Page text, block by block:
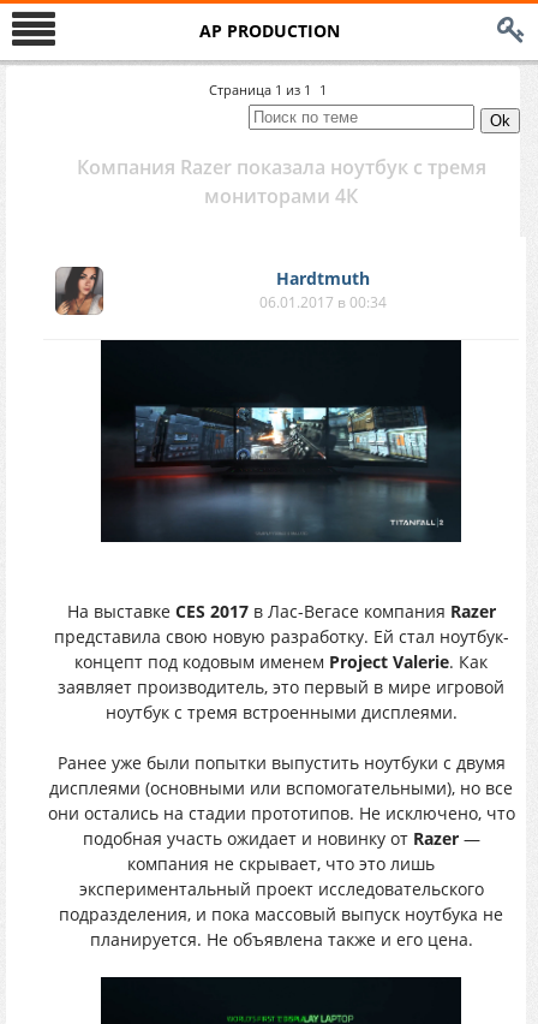
AP PRODUCTION
Страница 1 из 1 1
Компания Razer показала ноутбук с тремя
мониторами 4К
Hardtmuth
06.01.2017 в 00:34
На выставке CES 2017в Лас-Вегасе компания Razer
представила свою новую разработку. Ей стал ноутбук-
концепт под кодовым именем Project Valerie. Как
заявляет производитель, это первый в мире игровой
ноутбук с тремя встроенными дисплеями.
Ранее уже были попытки выпустить ноутбуки с двумя
дисплеями (основными или вспомогательными), но все
они остались на стадии прототипов. Не исключено, что
подобная участь ожидает и новинку от Razer—
компания не скрывает, что это лишь
экспериментальный проект исследовательского
подразделения, и пока массовый выпуск ноутбука не
планируется. Не объявлена также и его цена.